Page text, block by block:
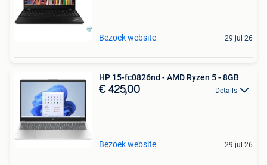
Bezoek website 29 jul 26
HP 15-fc0826nd - AMD Ryzen 5 - 8GB
€ 425,00 Details
Bezoek website 29 jul 26